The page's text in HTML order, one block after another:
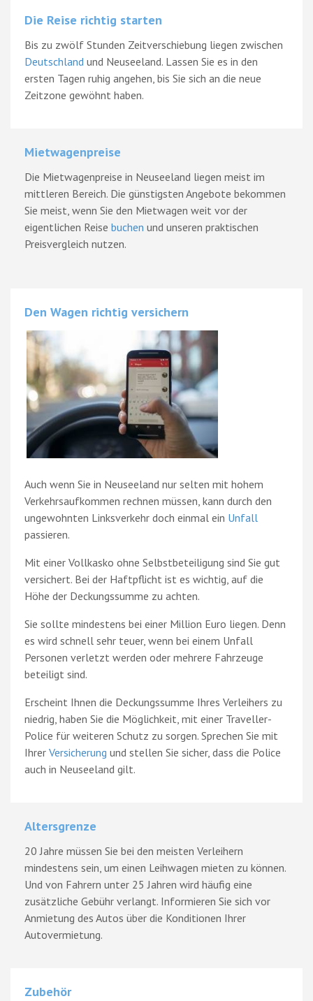
Die Reise richtig starten
Bis zu zwölf Stunden Zeitverschiebung liegen zwischen
Deutschland und Neuseeland. Lassen Sie es in den
ersten Tagen ruhig angehen, bis Sie sich an die neue
Zeitzone gewöhnt haben.
Mietwagenpreise
Die Mietwagenpreise in Neuseeland liegen meist im
mittleren Bereich. Die günstigsten Angebote bekommen
Sie meist, wenn Sie den Mietwagen weit vor der
eigentlichen Reise buchen und unseren praktischen
Preisvergleich nutzen.
Den Wagen richtig versichern
Auch wenn Sie in Neuseeland nur selten mit hohem
Verkehrsaufkommen rechnen müssen, kann durch den
ungewohnten Linksverkehr doch einmal ein Unfall
passieren.
Mit einer Vollkasko ohne Selbstbeteiligung sind Sie gut
versichert. Bei der Haftpflicht ist es wichtig, auf die
Höhe der Deckungssumme zu achten.
Sie sollte mindestens bei einer Million Euro liegen. Denn
es wird schnell sehr teuer, wenn bei einem Unfall
Personen verletzt werden oder mehrere Fahrzeuge
beteiligt sind.
Erscheint Ihnen die Deckungssumme Ihres Verleihers zu
niedrig, haben Sie die Möglichkeit, mit einer Traveller-
Police für weiteren Schutz zu sorgen. Sprechen Sie mit
Ihrer Versicherung und stellen Sie sicher, dass die Police
auch in Neuseeland gilt.
Altersgrenze
20 Jahre müssen Sie bei den meisten Verleihern
mindestens sein, um einen Leihwagen mieten zu können.
Und von Fahrern unter 25 Jahren wird häufig eine
zusätzliche Gebühr verlangt. Informieren Sie sich vor
Anmietung des Autos über die Konditionen Ihrer
Autovermietung.
Zubehör